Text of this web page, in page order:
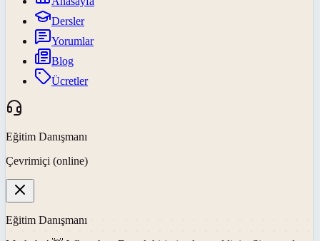
Dersler
Yorumlar
Blog
Ücretler
Eğitim Danışmanı
Çevrimiçi (online)
Eğitim Danışmanı